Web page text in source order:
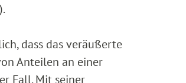
dass das veräußerte
Anteilen an einer
Fall. Mit seiner